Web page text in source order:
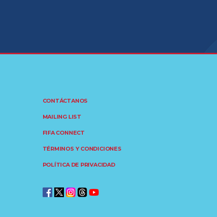
CONTÁCTANOS
MAILING LIST
FIFA CONNECT
TÉRMINOS Y CONDICIONES
POLÍTICA DE PRIVACIDAD